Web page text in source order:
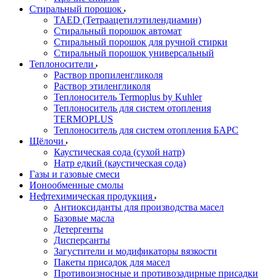
Стиральный порошок
TAED (Тетраацетилэтилендиамин)
Стиральный порошок автомат
Стиральный порошок для ручной стирки
Стиральный порошок универсальный
Теплоносители
Раствор пропиленгликоля
Раствор этиленгликоля
Теплоноситель Termoplus by Kuhler
Теплоноситель для систем отопления
TERMOPLUS
Теплоноситель для систем отопления БАРС
Щёлочи
Каустическая сода (сухой натр)
Натр едкий (каустическая сода)
Газы и газовые смеси
Ионообменные смолы
Нефтехимическая продукция
Антиоксиданты для производства масел
Базовые масла
Детергенты
Дисперсанты
Загустители и модификаторы вязкости
Пакеты присадок для масел
Противоизносные и противозадирные присадки